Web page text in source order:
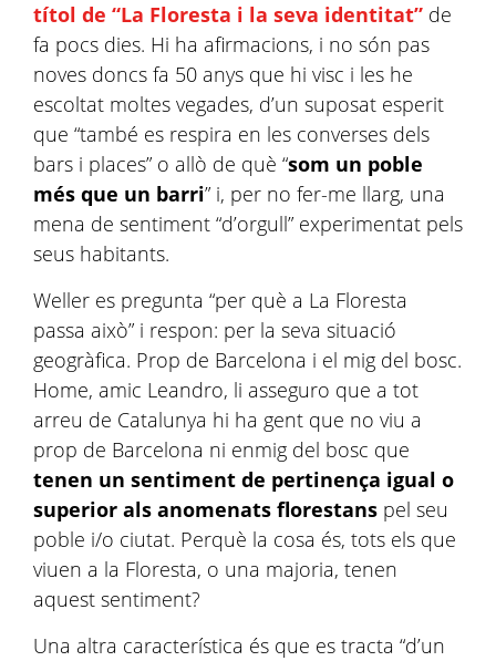
títol de “La Floresta i la seva identitat” de
fa pocs dies. Hi ha afirmacions, i no són pas
noves doncs fa 50 anys que hi visc i les he
escoltat moltes vegades, d’un suposat esperit
que “també es respira en les converses dels
bars i places” o allò de què “som un poble
més que un barri” i, per no fer-me llarg, una
mena de sentiment “d’orgull” experimentat pels
seus habitants.
Weller es pregunta “per què a La Floresta
passa això” i respon: per la seva situació
geogràfica. Prop de Barcelona i el mig del bosc.
Home, amic Leandro, li asseguro que a tot
arreu de Catalunya hi ha gent que no viu a
prop de Barcelona ni enmig del bosc que
tenen un sentiment de pertinença igual o
superior als anomenats florestans pel seu
poble i/o ciutat. Perquè la cosa és, tots els que
viuen a la Floresta, o una majoria, tenen
aquest sentiment?
Una altra característica és que es tracta “d’un